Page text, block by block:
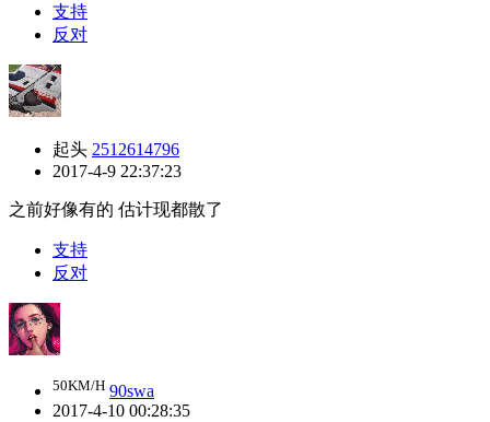
支持
反对
起头 2512614796
2017-4-9 22:37:23
之前好像有的 估计现都散了
支持
反对
50KM/H 90swa
2017-4-10 00:28:35